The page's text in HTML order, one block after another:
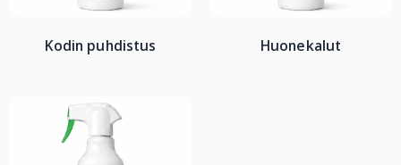
Kodin puhdistus Huonekalut